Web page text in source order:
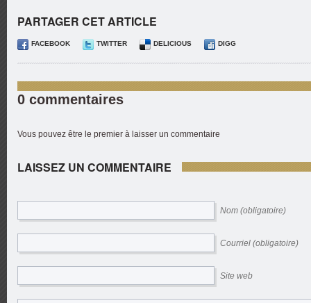
PARTAGER CET ARTICLE
FACEBOOK TWITTER DELICIOUS DIGG
0 commentaires
Vous pouvez être le premier à laisser un commentaire
LAISSEZ UN COMMENTAIRE
Nom (obligatoire)
Courriel (obligatoire)
Site web